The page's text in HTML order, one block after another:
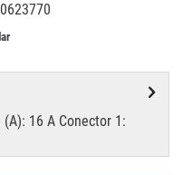
16 A Conector 1: